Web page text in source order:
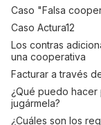
Caso "Falsa
Caso Actura12
Los contras
una cooperativa
Facturar a través
¿Qué puedo hacer
jugármela?
¿Cuáles son los